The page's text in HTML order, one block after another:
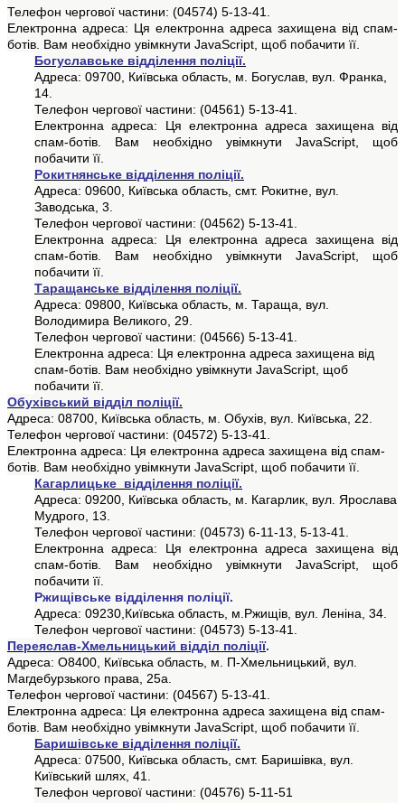
Телефон чергової частини: (04574) 5-13-41.
Електронна адреса: Ця електронна адреса захищена від спам-
ботів. Вам необхідно увімкнути JavaScript, щоб побачити її.
Богуславське відділення поліції.
Адреса: 09700, Київська область, м. Богуслав, вул. Франка,
14.
Телефон чергової частини: (04561) 5-13-41.
Електронна адреса: Ця електронна адреса захищена від
спам-ботів. Вам необхідно увімкнути JavaScript, щоб
побачити її.
Рокитнянське відділення поліції.
Адреса: 09600, Київська область, смт. Рокитне, вул.
Заводська, 3.
Телефон чергової частини: (04562) 5-13-41.
Електронна адреса: Ця електронна адреса захищена від
спам-ботів. Вам необхідно увімкнути JavaScript, щоб
побачити її.
Таращанське відділення поліції.
Адреса: 09800, Київська область, м. Тараща, вул.
Володимира Великого, 29.
Телефон чергової частини: (04566) 5-13-41.
Електронна адреса: Ця електронна адреса захищена від
спам-ботів. Вам необхідно увімкнути JavaScript, щоб
побачити її.
Обухівський відділ поліції.
Адреса: 08700, Київська область, м. Обухів, вул. Київська, 22.
Телефон чергової частини: (04572) 5-13-41.
Електронна адреса: Ця електронна адреса захищена від спам-
ботів. Вам необхідно увімкнути JavaScript, щоб побачити її.
Кагарлицьке відділення поліції.
Адреса: 09200, Київська область, м. Кагарлик, вул. Ярослава
Мудрого, 13.
Телефон чергової частини: (04573) 6-11-13, 5-13-41.
Електронна адреса: Ця електронна адреса захищена від
спам-ботів. Вам необхідно увімкнути JavaScript, щоб
побачити її.
Ржищівське відділення поліції.
Адреса: 09230,Київська область, м.Ржищів, вул. Леніна, 34.
Телефон чергової частини: (04573) 5-13-41.
Переяслав-Хмельницький відділ поліції.
Адреса: О8400, Київська область, м. П-Хмельницький, вул.
Магдебурзького права, 25а.
Телефон чергової частини: (04567) 5-13-41.
Електронна адреса: Ця електронна адреса захищена від спам-
ботів. Вам необхідно увімкнути JavaScript, щоб побачити її.
Баришівське відділення поліції.
Адреса: 07500, Київська область, смт. Баришівка, вул.
Київський шлях, 41.
Телефон чергової частини: (04576) 5-11-51